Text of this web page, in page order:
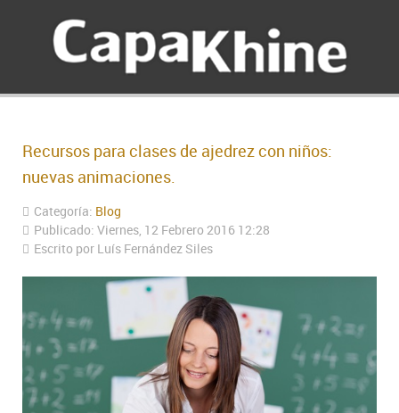
Recursos para clases de ajedrez con niños:
nuevas animaciones.
Categoría: Blog
Publicado: Viernes, 12 Febrero 2016 12:28
Escrito por Luís Fernández Siles